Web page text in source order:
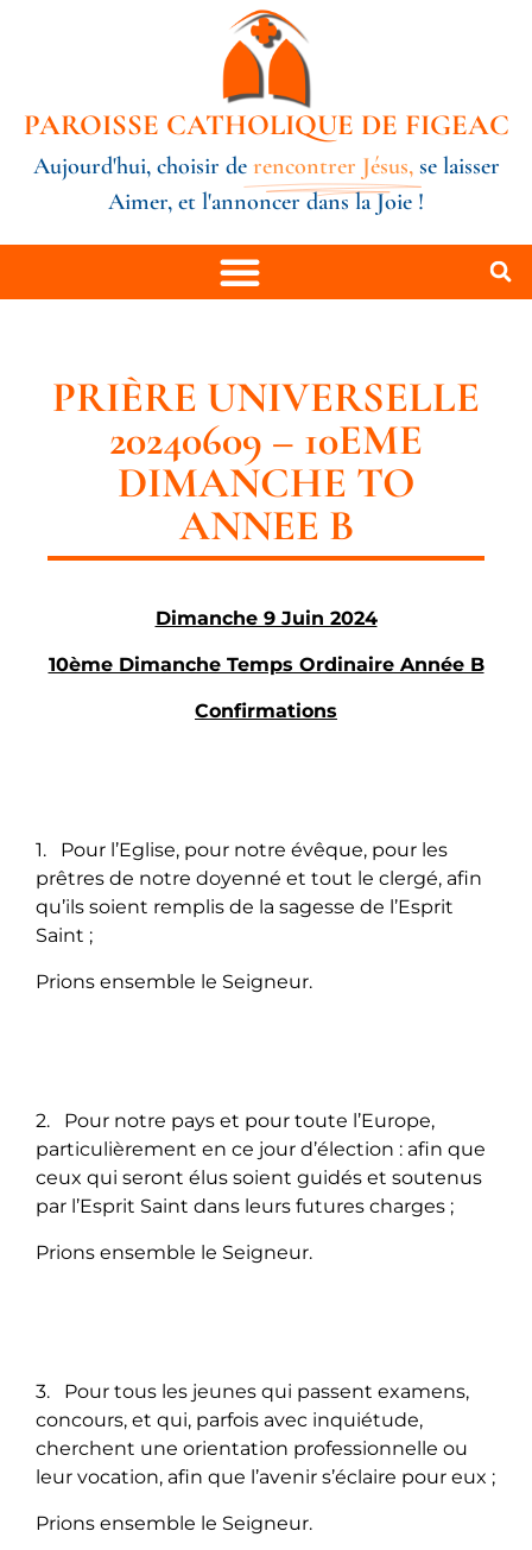
PAROISSE CATHOLIQUE DE FIGEAC
Aujourd'hui, choisir de rencontrer Jésus, se laisser
Aimer, et l'annoncer dans la Joie !
PRIÈRE UNIVERSELLE
20240609 – 10EME
DIMANCHE TO
ANNEE B
Dimanche 9 Juin 2024
10ème Dimanche Temps Ordinaire Année B
Confirmations
1. Pour l’Eglise, pour notre évêque, pour les
prêtres de notre doyenné et tout le clergé, afin
qu’ils soient remplis de la sagesse de l’Esprit
Saint ;
Prions ensemble le Seigneur.
2. Pour notre pays et pour toute l’Europe,
particulièrement en ce jour d’élection : afin que
ceux qui seront élus soient guidés et soutenus
par l’Esprit Saint dans leurs futures charges ;
Prions ensemble le Seigneur.
3. Pour tous les jeunes qui passent examens,
concours, et qui, parfois avec inquiétude,
cherchent une orientation professionnelle ou
leur vocation, afin que l’avenir s’éclaire pour eux ;
Prions ensemble le Seigneur.